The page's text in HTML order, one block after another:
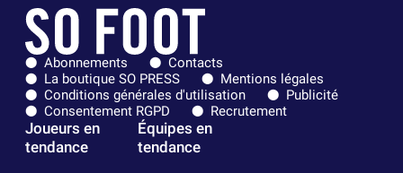
Abonnements
Contacts
La boutique SO PRESS
Mentions légales
Conditions générales d'utilisation
Publicité
Consentement RGPD
Recrutement
Joueurs en
tendance
Équipes en
tendance